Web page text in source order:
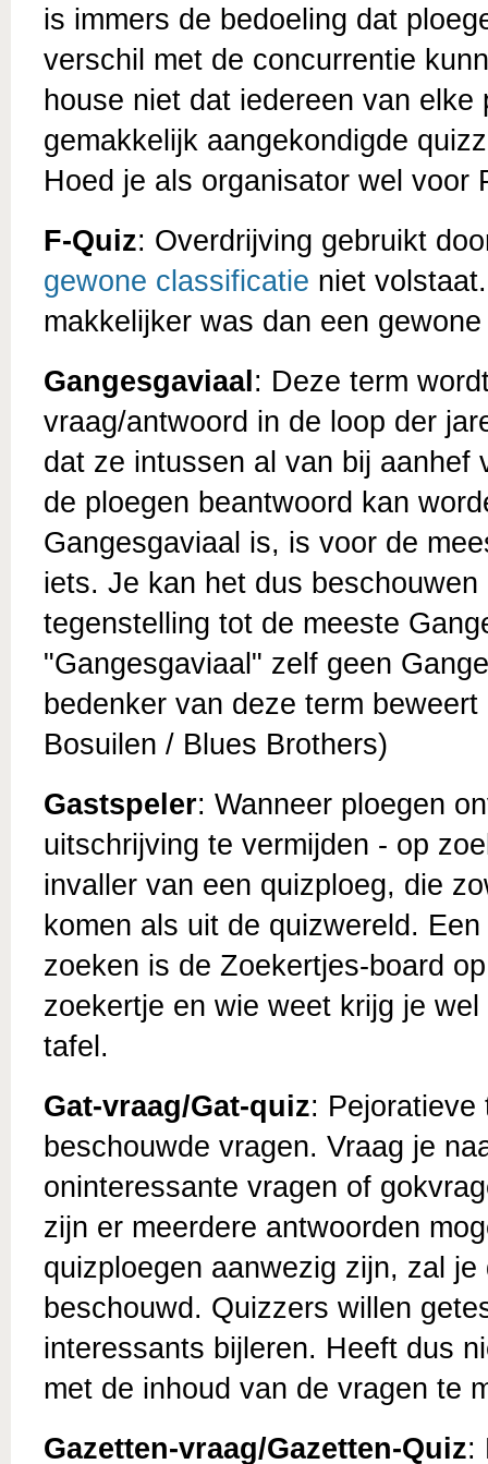
is immers de bedoeling dat
verschil met de concurrentie
house niet dat iedereen van
gemakkelijk aangekondigde
Hoed je als organisator wel voor
F-Quiz: Overdrijving gebruikt
gewone classificatie niet
makkelijker was dan een
Gangesgaviaal : Deze term
vraag/antwoord in de loop der
dat ze intussen al van bij aanhef
de ploegen beantwoord kan
Gangesgaviaal is, is voor de
iets. Je kan het dus
tegenstelling tot de meeste
"Gangesgaviaal" zelf geen
bedenker van deze term
Bosuilen / Blues Brothers)
Gastspeler: Wanneer ploegen
uitschrijving te vermijden - op
invaller van een quizploeg, die
komen als uit de quizwereld.
zoeken is de Zoekertjes-board
zoekertje en wie weet krijg je
tafel.
Gat-vraag/Gat-quiz: Pejoratieve
beschouwde vragen. Vraag je
oninteressante vragen of
zijn er meerdere antwoorden
quizploegen aanwezig zijn, zal
beschouwd. Quizzers willen
interessants bijleren. Heeft dus
met de inhoud van de vragen te
Gazetten-vraag/Gazetten-Quiz: